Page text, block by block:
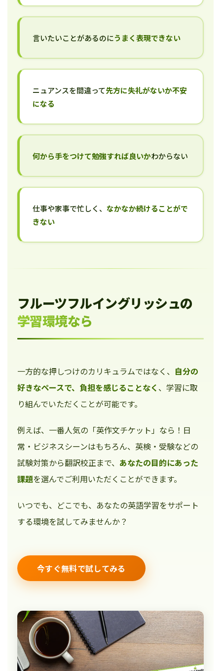
言いたいことがあるのにうまく表現できない
ニュアンスを間違って先方に失礼がないか不安
になる
何から手をつけて勉強すれば良いかわからない
仕事や家事で忙しく、 なかなか続けることがで
きない
フルーツフルイングリッシュの
学習環境なら
一方的な押しつけのカリキュラムではなく、 自分の
好きなペースで、負担を感じることなく 、学習に取
り組んでいただくことが可能です。
例えば、一番人気の「英作文チケット」なら！日
常・ビジネスシーンはもちろん、英検・受験などの
試験対策から翻訳校正まで、 あなたの目的にあった
課題を選んでご利用いただくことができます。
いつでも、どこでも、あなたの英語学習をサポート
する環境を試してみませんか？
今すぐ無料で試してみる